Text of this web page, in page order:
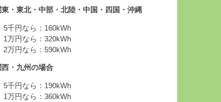
東・東北・中部・北陸・中国・四国・沖縄
5千円なら：160kWh
1万円なら：320kWh
2万円なら：590kWh
西・九州の場合
5千円なら：190kWh
1万円なら：360kWh